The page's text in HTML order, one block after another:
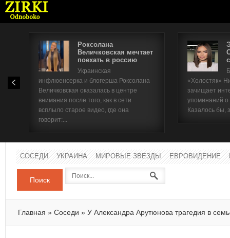
Роксолана
Величковская мечтает
поехать в россию
Украинская
инфлюенсерка и блогерша Роксолана
Величковская оказалась в центре
внимания после того, как в сети
всплыло старое видео, где она
говорит:...
«Холостяк»
зачищает
упоминаний
Казалось бы,
СОСЕДИ УКРАИНА МИРОВЫЕ ЗВЕЗДЫ ЕВРОВИДЕНИЕ
Поиск
Главная » Соседи » У Александра Арутюнова трагедия в
Имя